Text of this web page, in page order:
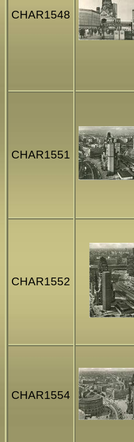
CHAR1548
CHAR1551
CHAR1552
CHAR1554